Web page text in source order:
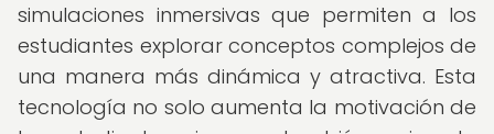
simulaciones inmersivas que permiten a los
estudiantes explorar conceptos complejos de
una manera más dinámica y atractiva. Esta
tecnología no solo aumenta la motivación de